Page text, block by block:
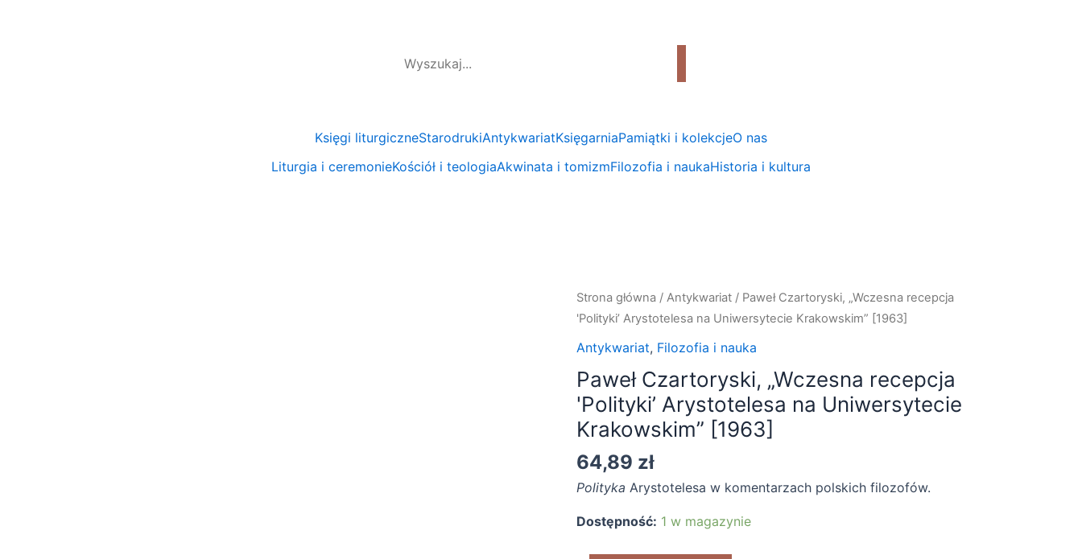
Księgi liturgiczneStarodrukiAntykwariatKsięgarniaPamiątki i kolekcjeO nas
Liturgia i ceremonieKościół i teologiaAkwinata i tomizmFilozofia i naukaHistoria i kultura
Strona główna /Antykwariat / Paweł Czartoryski, „Wczesna recepcja
'Polityki’ Arystotelesa na Uniwersytecie Krakowskim” [1963]
Antykwariat, Filozofia i nauka
Paweł Czartoryski, „Wczesna recepcja
'Polityki’ Arystotelesa na Uniwersytecie
Krakowskim” [1963]
64,89 zł
Polityka Arystotelesa w komentarzach polskich filozofów.
Dostępność: 1 w magazynie
ilość
Paweł
Czartoryski,
"Wczesna
recepcja
'Polityki'
Arystotelesa
Uniwersytecie
Krakowskim"